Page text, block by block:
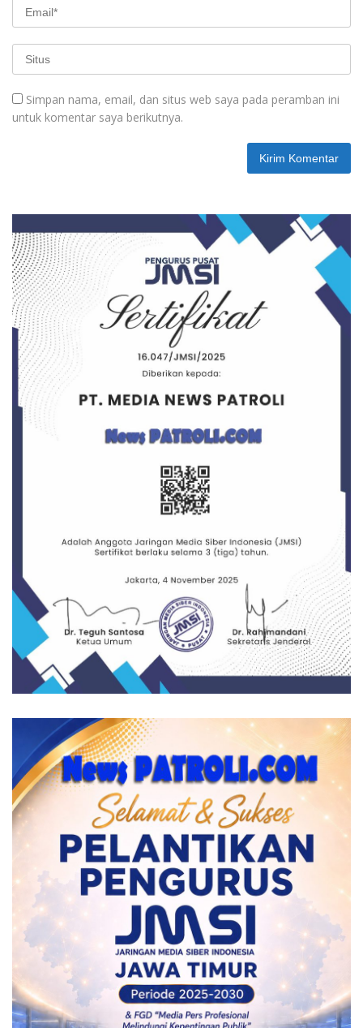
Simpan nama, email, dan situs web saya pada peramban ini
untuk komentar saya berikutnya.